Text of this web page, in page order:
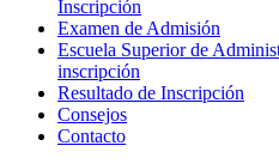
Inscripción
Examen de Admisión
Escuela Superior de
inscripción
Resultado de Inscripción
Consejos
Contacto